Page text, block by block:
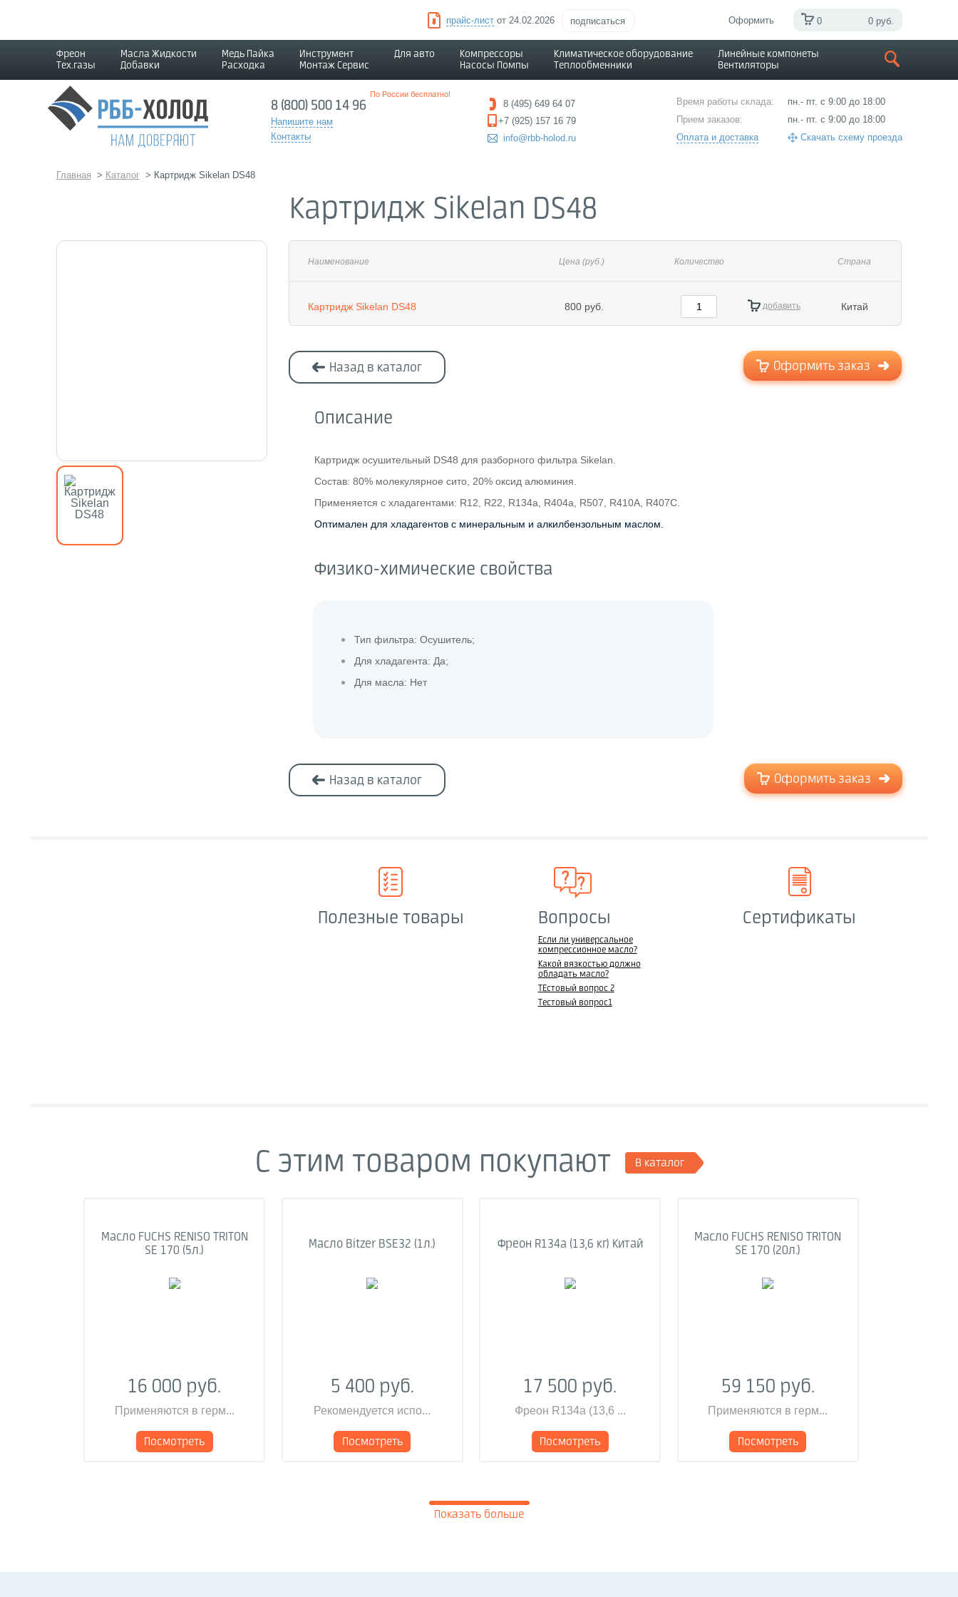
прайс-листот 24.02.2026 подписаться Оформить 0 0 руб.
Фреон
Тех.газы
Масла Жидкости
Добавки
Медь Пайка
Расходка
Инструмент
Монтаж Сервис
Для авто
Компрессоры
Насосы Помпы
Климатическое оборудование
Теплообменники
Линейные компонеты
Вентиляторы
8 (800) 500 14 96
По России бесплатно!
Напишите нам
Контакты
8 (495) 649 64 07
+7 (925) 157 16 79
info@rbb-holod.ru
Время работы склада:
Прием заказов:
Оплата и доставка
пн.- пт. с 9:00 до 18:00
пн.- пт. с 9:00 до 18:00
Скачать схему проезда
Главная > Каталог > Картридж Sikelan DS48
Картридж Sikelan DS48
Наименование Цена (руб.) Количество Страна
Картридж Sikelan DS48 800 руб. добавить Китай
Назад в каталог Оформить заказ
Описание
Картридж осушительный DS48 для разборного фильтра Sikelan.
Состав: 80% молекулярное сито, 20% оксид алюминия.
Применяется с хладагентами: R12, R22, R134a, R404a, R507, R410A, R407C.
Оптимален для хладагентов с минеральным и алкилбензольным маслом.
Физико-химические свойства
Тип фильтра: Осушитель;
Для хладагента: Да;
Для масла: Нет
Назад в каталог Оформить заказ
Полезные товары Вопросы
Если ли универсальное
компрессионное масло?
Какой вязкостью должно
обладать масло?
ТЕстовый вопрос 2
Тестовый вопрос1
Сертификаты
С этим товаром покупают В каталог
Масло FUCHS RENISO TRITON
SE 170 (5л.)
16 000 руб.
Применяются в герм...
Посмотреть
Масло Bitzer BSE32 (1л.)
5 400 руб.
Рекомендуется испо...
Посмотреть
Фреон R134a (13,6 кг) Китай
17 500 руб.
Фреон R134a (13,6 ...
Посмотреть
Масло FUCHS RENISO TRITON
SE 170 (20л.)
59 150 руб.
Применяются в герм...
Посмотреть
Показать больше